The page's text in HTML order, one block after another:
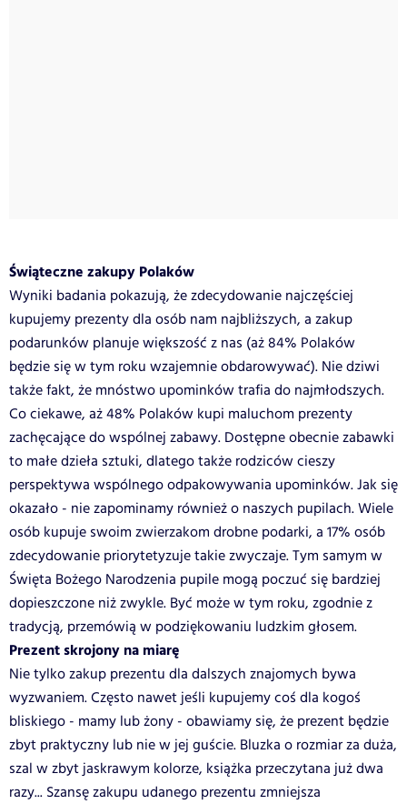
Świąteczne zakupy Polaków
Wyniki badania pokazują, że zdecydowanie najczęściej
kupujemy prezenty dla osób nam najbliższych, a zakup
podarunków planuje większość z nas (aż 84% Polaków
będzie się w tym roku wzajemnie obdarowywać). Nie dziwi
także fakt, że mnóstwo upominków trafia do najmłodszych.
Co ciekawe, aż 48% Polaków kupi maluchom prezenty
zachęcające do wspólnej zabawy. Dostępne obecnie zabawki
to małe dzieła sztuki, dlatego także rodziców cieszy
perspektywa wspólnego odpakowywania upominków. Jak się
okazało - nie zapominamy również o naszych pupilach. Wiele
osób kupuje swoim zwierzakom drobne podarki, a 17% osób
zdecydowanie priorytetyzuje takie zwyczaje. Tym samym w
Święta Bożego Narodzenia pupile mogą poczuć się bardziej
dopieszczone niż zwykle. Być może w tym roku, zgodnie z
tradycją, przemówią w podziękowaniu ludzkim głosem.
Prezent skrojony na miarę
Nie tylko zakup prezentu dla dalszych znajomych bywa
wyzwaniem. Często nawet jeśli kupujemy coś dla kogoś
bliskiego - mamy lub żony - obawiamy się, że prezent będzie
zbyt praktyczny lub nie w jej guście. Bluzka o rozmiar za duża,
szal w zbyt jaskrawym kolorze, książka przeczytana już dwa
razy... Szansę zakupu udanego prezentu zmniejsza